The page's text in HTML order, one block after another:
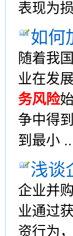
表现为
如何
随着我
业在发
务风险
争中得
到最小
浅谈
企业并
业通过
资行为